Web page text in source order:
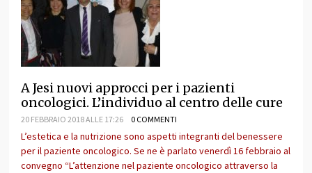
A Jesi nuovi approcci per i pazienti
oncologici. L’individuo al centro delle cure
20 FEBBRAIO 2018 ALLE 17:26 0 COMMENTI
L’estetica e la nutrizione sono aspetti integranti del benessere
per il paziente oncologico. Se ne è parlato venerdì 16 febbraio al
convegno “L’attenzione nel paziente oncologico attraverso la